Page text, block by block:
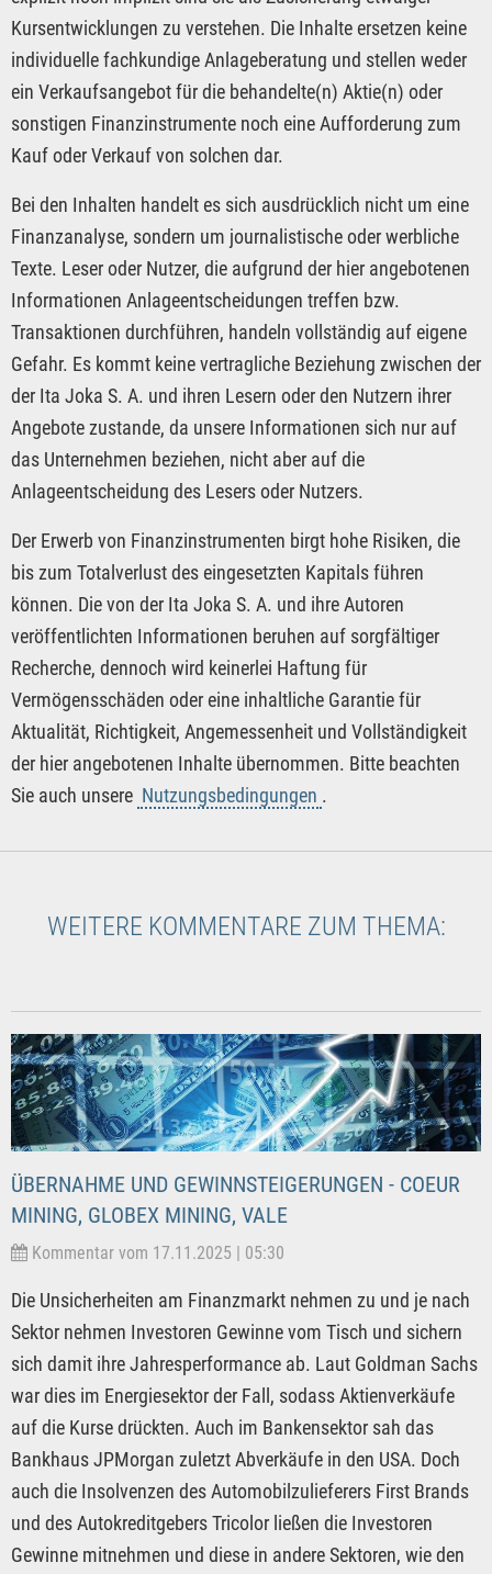
Kursentwicklungen zu verstehen. Die Inhalte ersetzen keine
individuelle fachkundige Anlageberatung und stellen weder
ein Verkaufsangebot für die behandelte(n) Aktie(n) oder
sonstigen Finanzinstrumente noch eine Aufforderung zum
Kauf oder Verkauf von solchen dar.
Bei den Inhalten handelt es sich ausdrücklich nicht um eine
Finanzanalyse, sondern um journalistische oder werbliche
Texte. Leser oder Nutzer, die aufgrund der hier angebotenen
Informationen Anlageentscheidungen treffen bzw.
Transaktionen durchführen, handeln vollständig auf eigene
Gefahr. Es kommt keine vertragliche Beziehung zwischen der
der Ita Joka S. A. und ihren Lesern oder den Nutzern ihrer
Angebote zustande, da unsere Informationen sich nur auf
das Unternehmen beziehen, nicht aber auf die
Anlageentscheidung des Lesers oder Nutzers.
Der Erwerb von Finanzinstrumenten birgt hohe Risiken, die
bis zum Totalverlust des eingesetzten Kapitals führen
können. Die von der Ita Joka S. A. und ihre Autoren
veröffentlichten Informationen beruhen auf sorgfältiger
Recherche, dennoch wird keinerlei Haftung für
Vermögensschäden oder eine inhaltliche Garantie für
Aktualität, Richtigkeit, Angemessenheit und Vollständigkeit
der hier angebotenen Inhalte übernommen. Bitte beachten
Sie auch unsere Nutzungsbedingungen .
WEITERE KOMMENTARE ZUM THEMA:
ÜBERNAHME UND GEWINNSTEIGERUNGEN - COEUR
MINING, GLOBEX MINING, VALE
Kommentar vom 17.11.2025 | 05:30
Die Unsicherheiten am Finanzmarkt nehmen zu und je nach
Sektor nehmen Investoren Gewinne vom Tisch und sichern
sich damit ihre Jahresperformance ab. Laut Goldman Sachs
war dies im Energiesektor der Fall, sodass Aktienverkäufe
auf die Kurse drückten. Auch im Bankensektor sah das
Bankhaus JPMorgan zuletzt Abverkäufe in den USA. Doch
auch die Insolvenzen des Automobilzulieferers First Brands
und des Autokreditgebers Tricolor ließen die Investoren
Gewinne mitnehmen und diese in andere Sektoren, wie den